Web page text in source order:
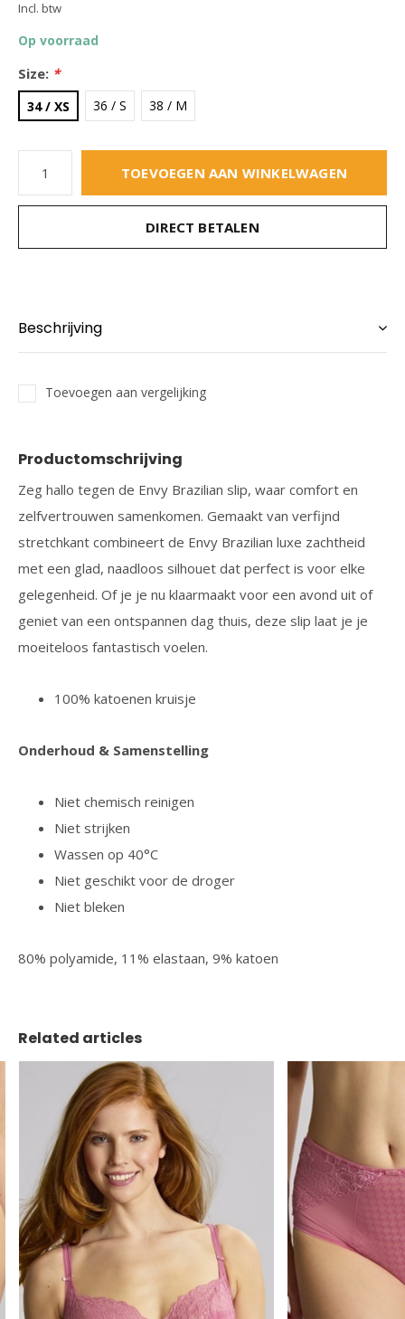
Incl. btw
Op voorraad
Size: *
34 / XS 36 / S 38 / M
TOEVOEGEN AAN WINKELWAGEN
DIRECT BETALEN
Beschrijving
Toevoegen aan vergelijking
Productomschrijving
Zeg hallo tegen de Envy Brazilian slip, waar comfort en
zelfvertrouwen samenkomen. Gemaakt van verfijnd
stretchkant combineert de Envy Brazilian luxe zachtheid
met een glad, naadloos silhouet dat perfect is voor elke
gelegenheid. Of je je nu klaarmaakt voor een avond uit of
geniet van een ontspannen dag thuis, deze slip laat je je
moeiteloos fantastisch voelen.
100% katoenen kruisje
Onderhoud & Samenstelling
Niet chemisch reinigen
Niet strijken
Wassen op 40°C
Niet geschikt voor de droger
Niet bleken
80% polyamide, 11% elastaan, 9% katoen
Related articles